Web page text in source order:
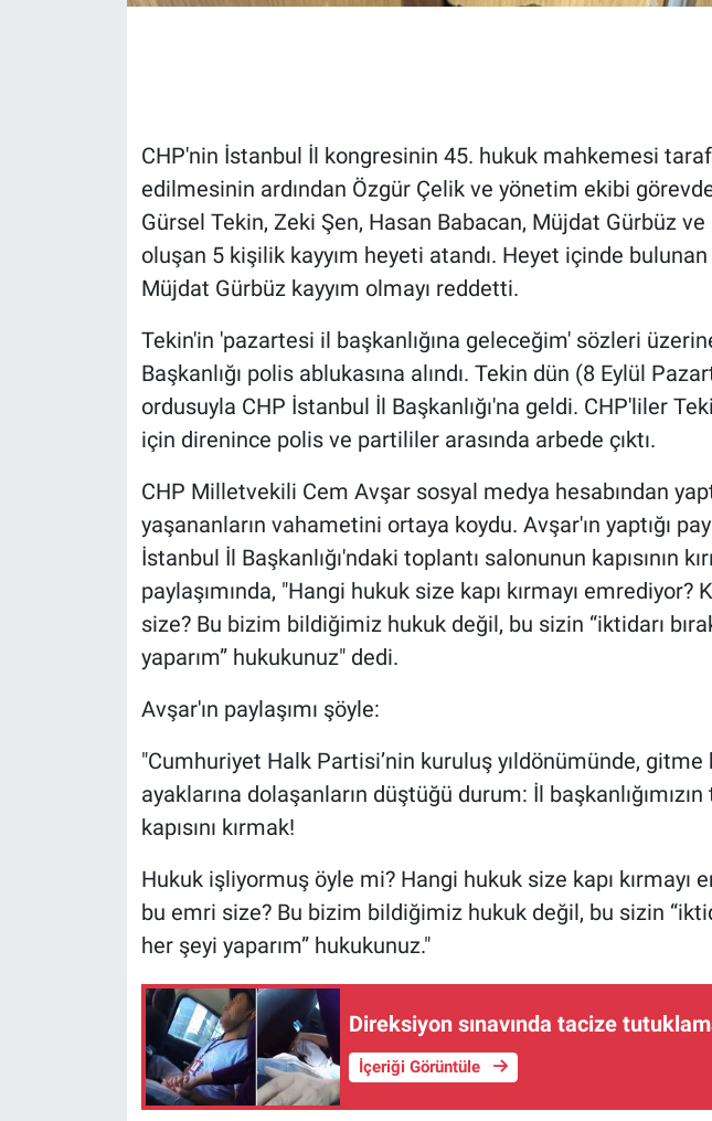
CHP'nin İstanbul İl kongresinin 45. hukuk mahkemesi
edilmesinin ardından Özgür Çelik ve yönetim ekibi
Gürsel Tekin, Zeki Şen, Hasan Babacan, Müjdat Gürbüz
oluşan 5 kişilik kayyım heyeti atandı. Heyet içinde
Müjdat Gürbüz kayyım olmayı reddetti.
Tekin'in 'pazartesi il başkanlığına geleceğim' sözleri
Başkanlığı polis ablukasına alındı. Tekin dün (8 Eylül
ordusuyla CHP İstanbul İl Başkanlığı'na geldi. CHP'liler
için direnince polis ve partililer arasında arbede çıktı.
CHP Milletvekili Cem Avşar sosyal medya hesabından
yaşananların vahametini ortaya koydu. Avşar'ın yaptığı
İstanbul İl Başkanlığı'ndaki toplantı salonunun kapısının
paylaşımında, "Hangi hukuk size kapı kırmayı emrediyor?
size? Bu bizim bildiğimiz hukuk değil, bu sizin “iktidarı
yaparım” hukukunuz" dedi.
Avşar'ın paylaşımı şöyle:
"Cumhuriyet Halk Partisi’nin kuruluş yıldönümünde,
ayaklarına dolaşanların düştüğü durum: İl başkanlığımızın
kapısını kırmak!
Hukuk işliyormuş öyle mi? Hangi hukuk size kapı kırmayı
bu emri size? Bu bizim bildiğimiz hukuk değil, bu sizin
her şeyi yaparım” hukukunuz."
Direksiyon sınavında tacize
İçeriği Görüntüle
Koronavirüs
Ne demişti
Programlar
Türkiye'nin Geleceği
Türkiye'nin Gündemi
Yerel Gündem
Yerel Yaşam
Canlı Yayın